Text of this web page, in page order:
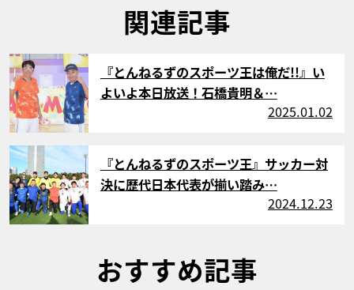
関連記事
サムネイル
『とんねるずのスポーツ王は俺だ!!』い
よいよ本日放送！石橋貴明＆…
2025.01.02
サムネイル
『とんねるずのスポーツ王』サッカー対
決に歴代日本代表が揃い踏み…
2024.12.23
おすすめ記事